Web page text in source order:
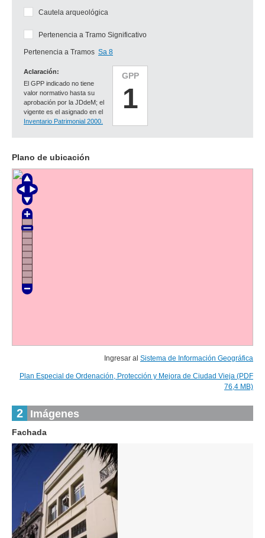
GPP
1
Aclaración:
El GPP indicado no tiene
valor normativo hasta su
aprobación por la JDdeM; el
vigente es el asignado en el
Inventario Patrimonial 2000.
Cautela arqueológica
Pertenencia a Tramo Significativo
Pertenencia a Tramos Sa 8
Plano de ubicación
Ingresar al Sistema de Información Geográfica
Plan Especial de Ordenación, Protección y Mejora de Ciudad Vieja (PDF
76,4 MB)
2 Imágenes
Fachada